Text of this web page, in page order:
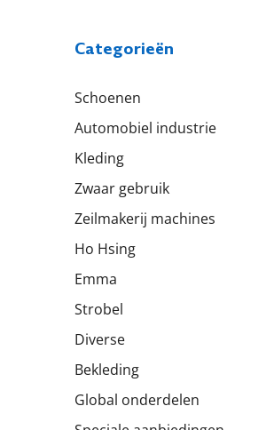
Categorieën
Schoenen
Automobiel industrie
Kleding
Zwaar gebruik
Zeilmakerij machines
Ho Hsing
Emma
Strobel
Diverse
Bekleding
Global onderdelen